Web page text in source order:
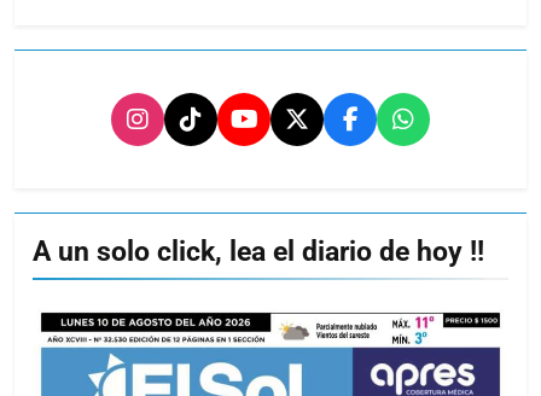
A un solo click, lea el diario de hoy !!